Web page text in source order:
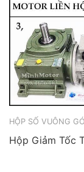
HỘP SỐ VUÔNG
Hộp Giảm Tốc